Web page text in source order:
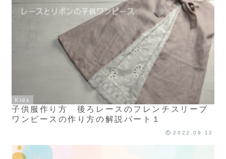
Kids
子供服作り方 後ろレースのフレンチスリーブ
ワンピースの作り方の解説パート１
2022.09.12